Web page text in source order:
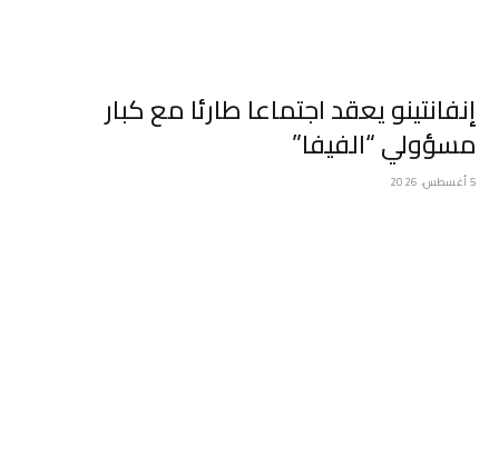
إنفانتينو يعقد اجتماعا طارئا مع كبار
مسؤولي “الفيفا”
5 أغسطس، 2026